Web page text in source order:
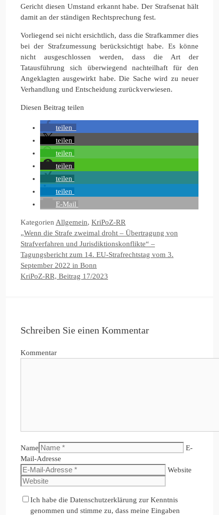
Gericht diesen Umstand erkannt habe. Der Strafsenat hält
damit an der ständigen Rechtsprechung fest.
Vorliegend sei nicht ersichtlich, dass die Strafkammer dies
bei der Strafzumessung berücksichtigt habe. Es könne
nicht ausgeschlossen werden, dass die Art der
Tatausführung sich überwiegend nachteilhaft für den
Angeklagten ausgewirkt habe. Die Sache wird zu neuer
Verhandlung und Entscheidung zurückverwiesen.
Diesen Beitrag teilen
teilen
teilen
teilen
teilen
teilen
teilen
E-Mail
Kategorien Allgemein, KriPoZ-RR
„Wenn die Strafe zweimal droht – Übertragung von
Strafverfahren und Jurisdiktionskonflikte“ –
Tagungsbericht zum 14. EU-Strafrechtstag vom 3.
September 2022 in Bonn
KriPoZ-RR, Beitrag 17/2023
Schreiben Sie einen Kommentar
Kommentar
Name
E-
Mail-Adresse
Website
Ich habe die Datenschutzerklärung zur Kenntnis
genommen und stimme zu, dass meine Eingaben